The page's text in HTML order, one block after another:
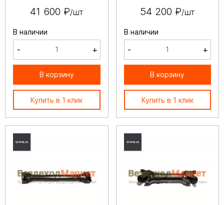
41 600 ₽/шт
В наличии
- +
В корзину
Купить в 1 клик
54 200 ₽/шт
В наличии
- +
В корзину
Купить в 1 клик